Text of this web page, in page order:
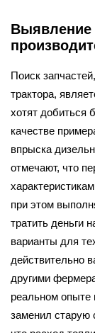
Поиск
трактора,
хотят добиться
качестве
впрыска
отмечают, что
при этом
тратить деньги
варианты для
действительно
другими
реальном опыте
заменил старую